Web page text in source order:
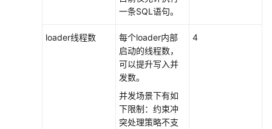
一条SQL语句。
loader线程数
每个loader内部
启动的线程数，
可以提升写入并
发数。
并发场景下有如
下限制：约束冲
突处理策略不支
4